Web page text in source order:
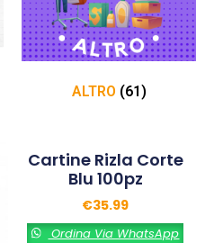
ALTRO (61)
Cartine Rizla Corte
Blu 100pz
€35.99
Ordina Via WhatsApp